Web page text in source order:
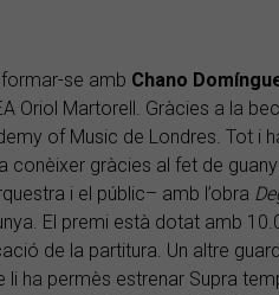
se amb Chano
Oriol Martorell. Gràcies a la
of Music de Londres. Tot i
conèixer gràcies al fet de
i el públic– amb l’obra
El premi està dotat amb
de la partitura. Un altre
li ha permès estrenar Supra